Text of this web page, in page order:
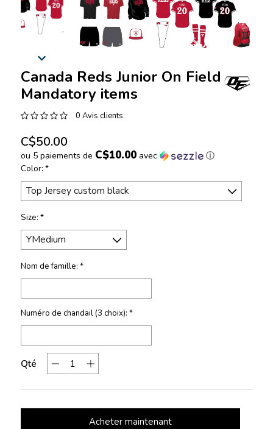
Canada Reds Junior On Field
Mandatory items
0 Avis clients
C$50.00
ou 5 paiements de C$10.00avec ⓘ
Color: *
Size: *
Nom de famille: *
Numéro de chandail (3 choix): *
Qté
Acheter maintenant